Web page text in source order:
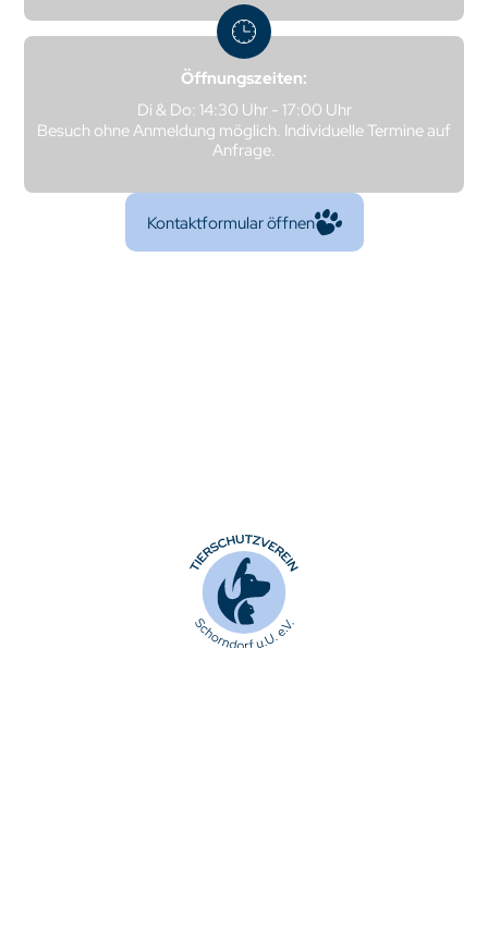
Öffnungszeiten:
Di & Do: 14:30 Uhr - 17:00 Uhr
Besuch ohne Anmeldung möglich. Individuelle Termine auf
Anfrage.
Kontaktformular öffnen